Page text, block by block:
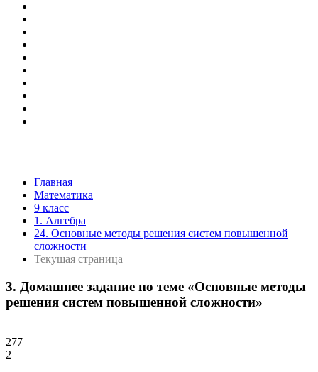
Главная
Математика
9 класс
1. Алгебра
24. Основные методы решения систем повышенной
сложности
Текущая страница
3. Домашнее задание по теме «Основные методы
решения систем повышенной сложности»
277
2